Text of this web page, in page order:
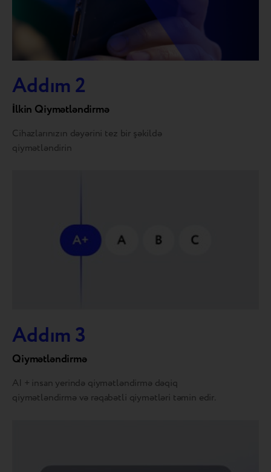
Addım 2
İlkin Qiymətləndirmə
Cihazlarınızın dəyərini tez bir şəkildə
qiymətləndirin
Addım 3
Qiymətləndirmə
AI + insan yerində qiymətləndirmə dəqiq
qiymətləndirmə və rəqabətli qiymətləri təmin edir.